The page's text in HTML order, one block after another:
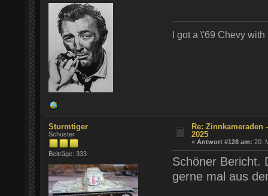
I got a \'69 Chevy
Sturmtiger
Schuster
Beiträge: 333
Re: Zinnkameraden
2025
«Antwort #128 am: 20.
Schöner Bericht.
gerne mal aus